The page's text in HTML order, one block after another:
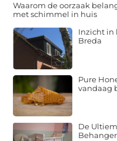
Waarom de oorzaak
met schimmel in huis
Inzicht in
Breda
Pure
vandaag
De